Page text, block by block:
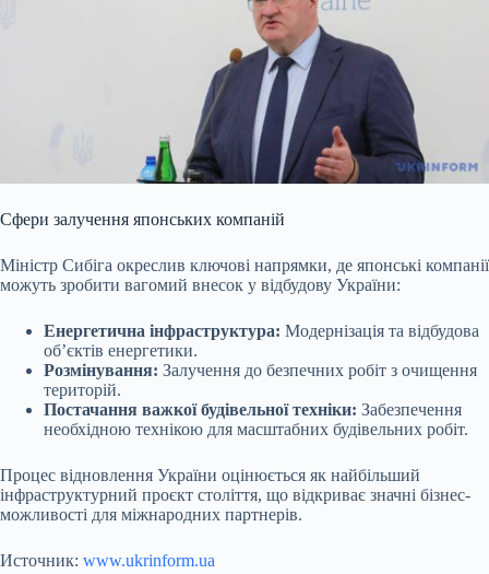
Сфери залучення японських компаній
Міністр Сибіга окреслив ключові напрямки, де японські компанії
можуть зробити вагомий внесок у відбудову України:
Енергетична інфраструктура: Модернізація та відбудова
об’єктів енергетики.
Розмінування: Залучення до безпечних робіт з очищення
територій.
Постачання важкої будівельної техніки: Забезпечення
необхідною технікою для масштабних будівельних робіт.
Процес відновлення України оцінюється як найбільший
інфраструктурний проєкт століття, що відкриває значні бізнес-
можливості для міжнародних партнерів.
Источник: www.ukrinform.ua